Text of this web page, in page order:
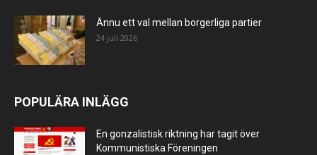
Ännu ett val mellan borgerliga partier
24 juli 2026
POPULÄRA INLÄGG
En gonzalistisk riktning har tagit över
Kommunistiska Föreningen